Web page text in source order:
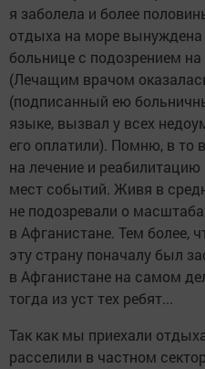
я заболела и более
отдыха на море
больнице с подозрением на
(Лечащим врачом
(подписанный ею
языке, вызвал у всех
его оплатили). Помню, в то
на лечение и
мест событий. Живя в
не подозревали о
в Афганистане. Тем более,
эту страну поначалу был
в Афганистане на самом
тогда из уст тех ребят...
Так как мы приехали
расселили в частном